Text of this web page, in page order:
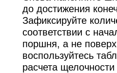
до достижения
Зафиксируйте
соответствии с
поршня, а не
воспользуйтесь
расчета